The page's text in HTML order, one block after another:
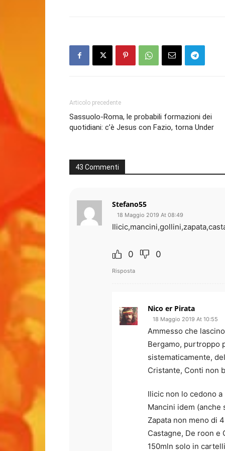
Articolo precedente
Sassuolo-Roma, le probabili formazioni dei
quotidiani: c’è Jesus con Fazio, torna Under
43 Commenti
Stefano55
18 Maggio 2019 At 08:49
0 0
Risposta
Nico er Pirata
18 Maggio 2019 At 10:55
Ammesso che
Bergamo, purtroppo
sistematicamente,
Cristante, Conti non
Ilicic non lo cedono a
Mancini idem (anche
Zapata non meno di
Castagne, De roon
150mln solo in